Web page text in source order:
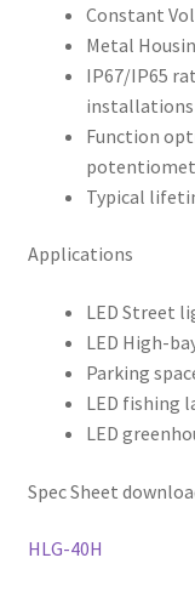
Constant
Metal
IP67/IP65
installations
Function
Typical
Applications
LED Street
LED High-
Parking
LED fishing
LED
Spec Sheet
HLG-40H